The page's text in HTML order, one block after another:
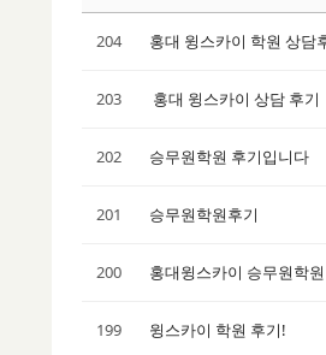
204 홍대 윙스카이 학원 상담
203 홍대 윙스카이 상담 후기
202 승무원학원 후기입니다
201 승무원학원후기
200 홍대윙스카이 승무원학
199 윙스카이 학원 후기!